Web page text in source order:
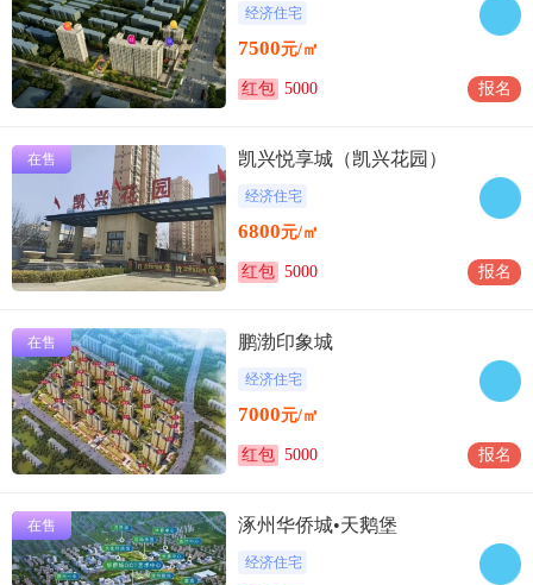
经济住宅
7500元/㎡
红包 5000 报名
在售 凯兴悦享城（凯兴花园）
经济住宅
6800元/㎡
红包 5000 报名
在售 鹏渤印象城
经济住宅
7000元/㎡
红包 5000 报名
在售 涿州华侨城•天鹅堡
经济住宅